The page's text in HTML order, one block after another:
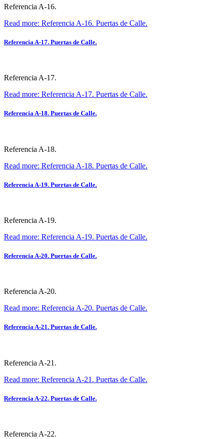
Referencia A-16.
Read more: Referencia A-16. Puertas de Calle.
Referencia A-17. Puertas de Calle.
Referencia A-17.
Read more: Referencia A-17. Puertas de Calle.
Referencia A-18. Puertas de Calle.
Referencia A-18.
Read more: Referencia A-18. Puertas de Calle.
Referencia A-19. Puertas de Calle.
Referencia A-19.
Read more: Referencia A-19. Puertas de Calle.
Referencia A-20. Puertas de Calle.
Referencia A-20.
Read more: Referencia A-20. Puertas de Calle.
Referencia A-21. Puertas de Calle.
Referencia A-21.
Read more: Referencia A-21. Puertas de Calle.
Referencia A-22. Puertas de Calle.
Referencia A-22.